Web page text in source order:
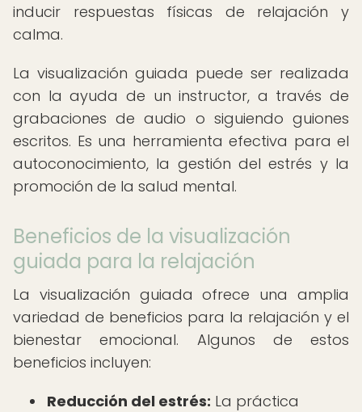
inducir respuestas físicas de relajación y
calma.
La visualización guiada puede ser realizada
con la ayuda de un instructor, a través de
grabaciones de audio o siguiendo guiones
escritos. Es una herramienta efectiva para el
autoconocimiento, la gestión del estrés y la
promoción de la salud mental.
Beneficios de la visualización
guiada para la relajación
La visualización guiada ofrece una amplia
variedad de beneficios para la relajación y el
bienestar emocional. Algunos de estos
beneficios incluyen:
Reducción del estrés: La práctica